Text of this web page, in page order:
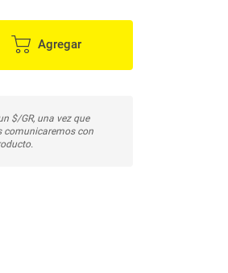
Agregar
$/GR, una vez que
comunicaremos con